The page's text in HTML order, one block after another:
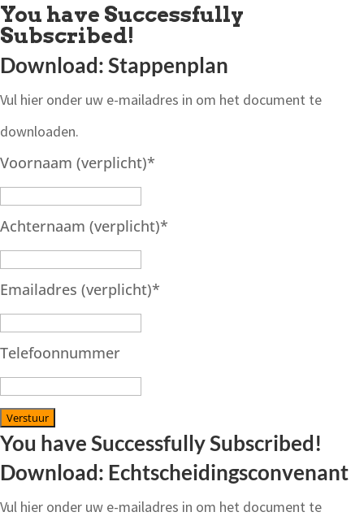
You have Successfully
Subscribed!
Download: Stappenplan
Vul hier onder uw e-mailadres in om het document te
downloaden.
Voornaam (verplicht)*
Achternaam (verplicht)*
Emailadres (verplicht)*
Telefoonnummer
Verstuur
You have Successfully Subscribed!
Download: Echtscheidingsconvenant
Vul hier onder uw e-mailadres in om het document te